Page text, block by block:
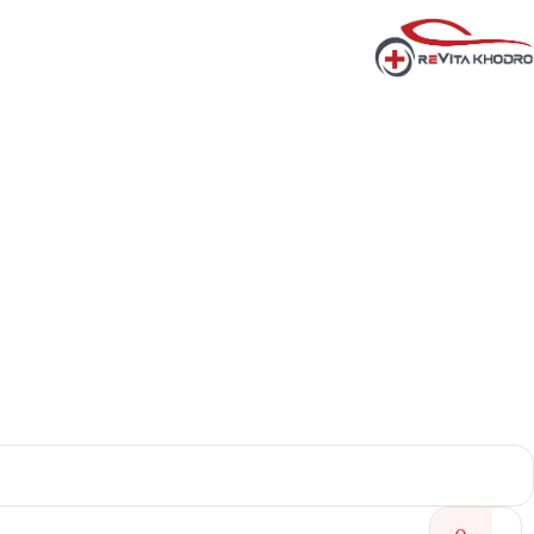
خانه /
ARTMAN AIR INTAKE CLEANER
شناسه کالا: